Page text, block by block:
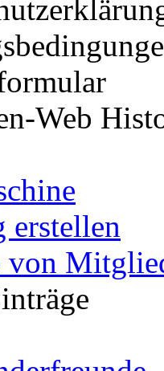
Web
erstellen
von